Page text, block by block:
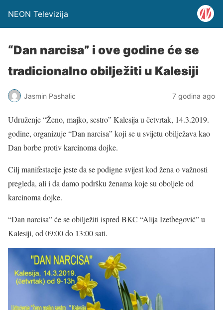
NEON Televizija
“Dan narcisa” i ove godine će se
tradicionalno obilježiti u Kalesiji
Jasmin Pashalic 7 godina ago
Udruženje “Ženo, majko, sestro” Kalesija u četvrtak, 14.3.2019.
godine, organizuje “Dan narcisa” koji se u svijetu obilježava kao
Dan borbe protiv karcinoma dojke.
Cilj manifestacije jeste da se podigne svijest kod žena o važnosti
pregleda, ali i da damo podršku ženama koje su oboljele od
karcinoma dojke.
“Dan narcisa” će se obilježiti ispred BKC “Alija Izetbegović” u
Kalesiji, od 09:00 do 13:00 sati.